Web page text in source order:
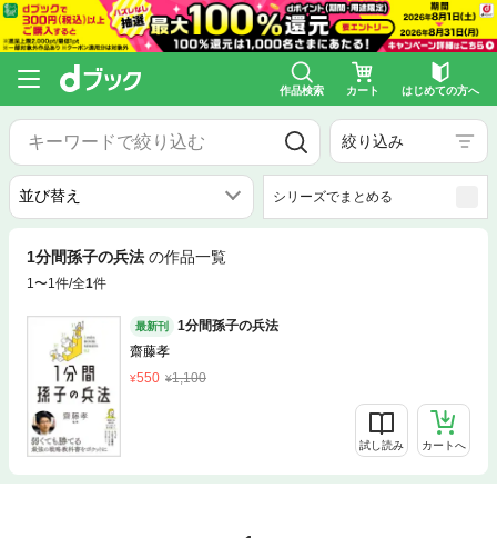
作品検索 カート はじめての方へ
絞り込み
シリーズでまとめる
1分間孫子の兵法 の作品一覧
1〜1件/全1件
最新刊
1分間孫子の兵法
齋藤孝
550
1,100
試し読み カートへ